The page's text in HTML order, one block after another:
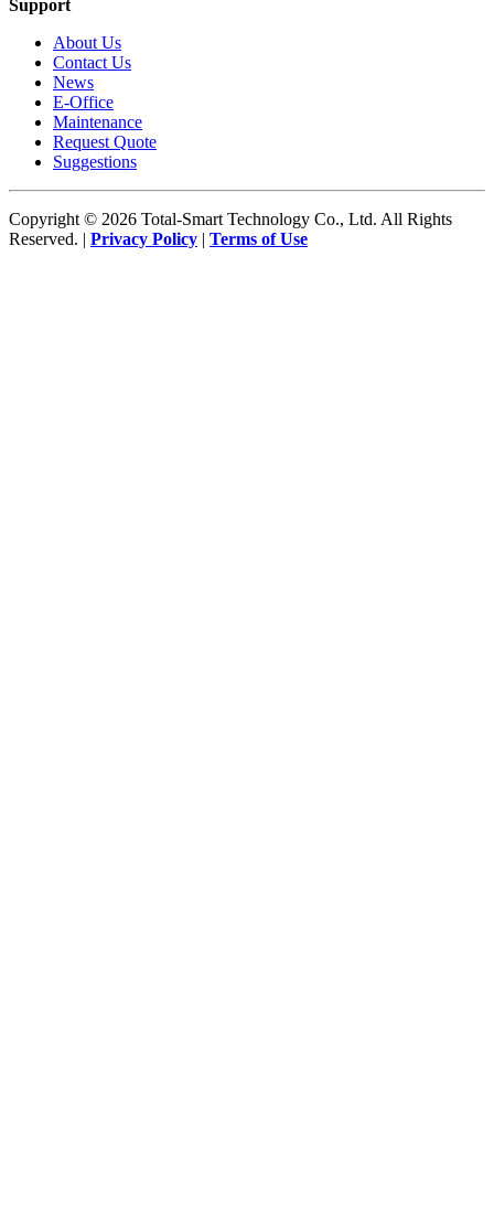
Support
About Us
Contact Us
News
E-Office
Maintenance
Request Quote
Suggestions
Copyright © 2026 Total-Smart Technology Co., Ltd. All Rights
Reserved. | Privacy Policy | Terms of Use